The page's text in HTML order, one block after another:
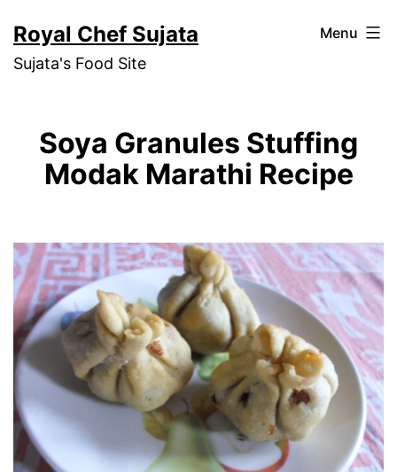
to
content
Royal Chef Sujata
Sujata's Food Site
Menu
Soya Granules Stuffing
Modak Marathi Recipe